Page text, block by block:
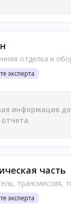
отделка и
эксперта
информация
часть
трансмиссия,
эксперта